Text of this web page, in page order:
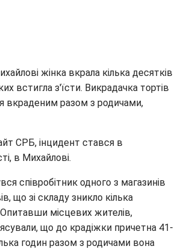
жінка вкрала кілька десятків
встигла з'їсти. Викрадачка тортів
вкраденим разом з родичами,
СРБ, інцидент стався в
в Михайлові.
співробітник одного з магазинів
що зі складу зникло кілька
Опитавши місцевих жителів,
що до крадіжки причетна 41-
годин разом з родичами вона